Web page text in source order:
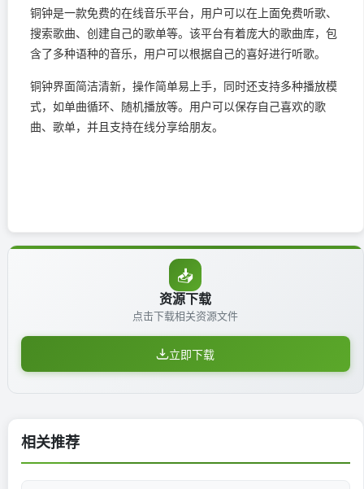
铜钟是一款免费的在线音乐平台，用户可以在上面免费听歌、
搜索歌曲、创建自己的歌单等。该平台有着庞大的歌曲库，包
含了多种语种的音乐，用户可以根据自己的喜好进行听歌。
铜钟界面简洁清新，操作简单易上手，同时还支持多种播放模
式，如单曲循环、随机播放等。用户可以保存自己喜欢的歌
曲、歌单，并且支持在线分享给朋友。
📥
资源下载
点击下载相关资源文件
立即下载
相关推荐